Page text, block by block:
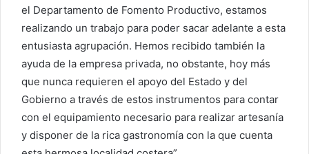
el Departamento de Fomento Productivo, estamos
realizando un trabajo para poder sacar adelante a esta
entusiasta agrupación. Hemos recibido también la
ayuda de la empresa privada, no obstante, hoy más
que nunca requieren el apoyo del Estado y del
Gobierno a través de estos instrumentos para contar
con el equipamiento necesario para realizar artesanía
y disponer de la rica gastronomía con la que cuenta